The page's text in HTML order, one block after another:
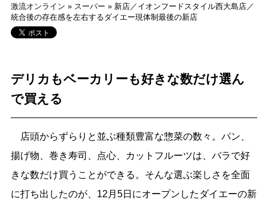
激流オンライン » スーパー » 新店／イオンフードスタイル西大島店／
統合後の存在感を左右するダイエー現体制最後の新店
デリカもベーカリーも好きな数だけ選ん
で買える
店頭からずらりと並ぶ種類豊富な惣菜の数々。パン、
揚げ物、巻き寿司、点心、カットフルーツは、バラで好
きな数だけ買うことができる。そんな選ぶ楽しさを全面
に打ち出したのが、12月5日にオープンしたダイエーの新